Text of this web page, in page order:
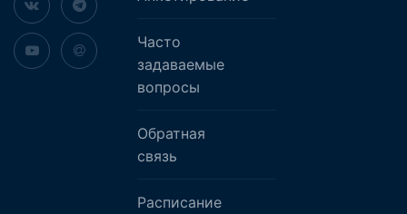
Часто
задаваемые
вопросы
Обратная
связь
Расписание